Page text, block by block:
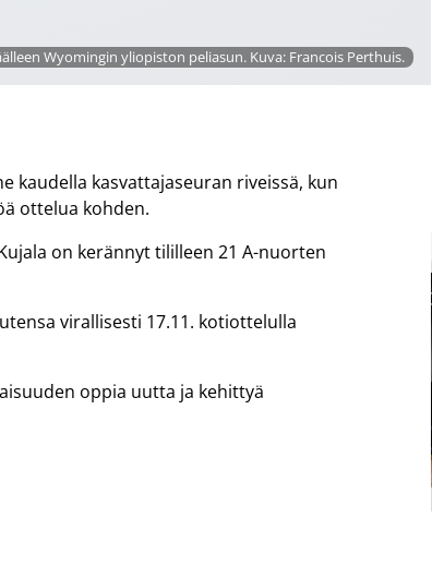
Wyomingin yliopiston peliasun. Kuva: Francois Perthuis.
kaudella kasvattajaseuran riveissä, kun
ottelua kohden.
on kerännyt tililleen 21 A-nuorten
virallisesti 17.11. kotiottelulla
oppia uutta ja kehittyä